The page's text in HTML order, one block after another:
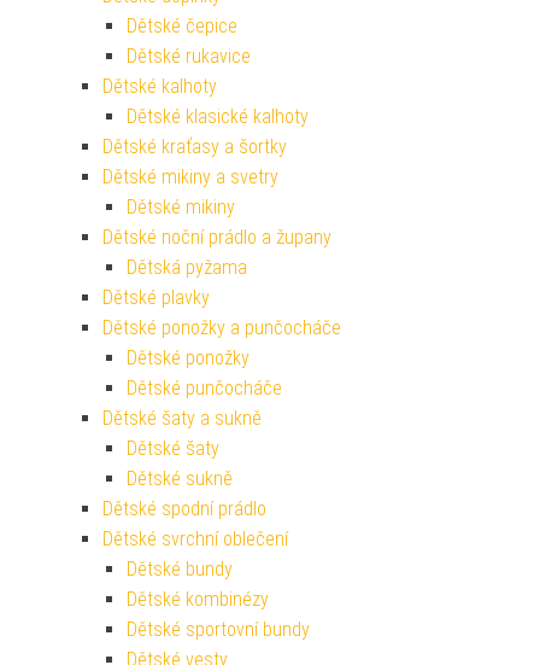
Dětské čepice
Dětské rukavice
Dětské kalhoty
Dětské klasické kalhoty
Dětské kraťasy a šortky
Dětské mikiny a svetry
Dětské mikiny
Dětské noční prádlo a župany
Dětská pyžama
Dětské plavky
Dětské ponožky a punčocháče
Dětské ponožky
Dětské punčocháče
Dětské šaty a sukně
Dětské šaty
Dětské sukně
Dětské spodní prádlo
Dětské svrchní oblečení
Dětské bundy
Dětské kombinézy
Dětské sportovní bundy
Dětské vesty